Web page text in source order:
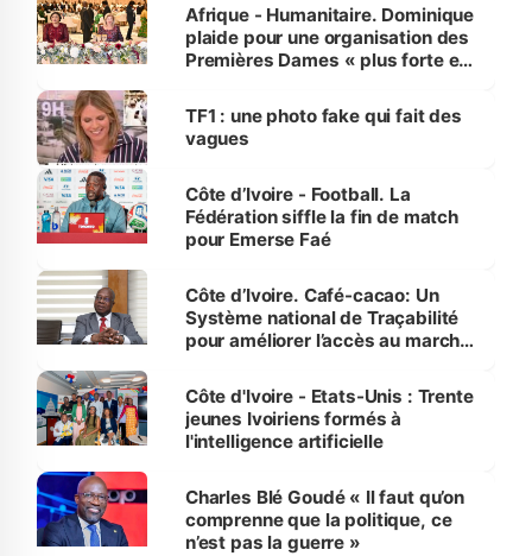
Afrique - Humanitaire. Dominique
plaide pour une organisation des
Premières Dames « plus forte et
sur la scène internationale »
TF1 : une photo fake qui fait des
vagues
Côte d’Ivoire - Football. La
Fédération siffle la fin de match
pour Emerse Faé
Côte d’Ivoire. Café-cacao: Un
Système national de Traçabilité
pour améliorer l’accès au marché
Côte d'Ivoire - Etats-Unis : Trente
jeunes Ivoiriens formés à
l'intelligence artificielle
Charles Blé Goudé « Il faut qu’on
comprenne que la politique, ce
n’est pas la guerre »